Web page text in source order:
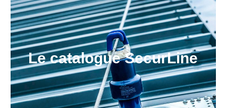
Le catalogue SecurLine